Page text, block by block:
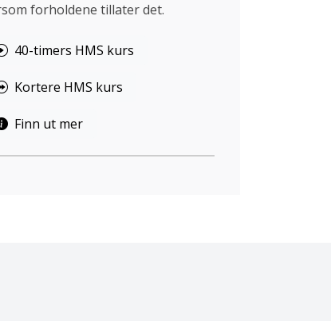
forholdene tillater det.
40-timers HMS kurs
Kortere HMS kurs
Finn ut mer